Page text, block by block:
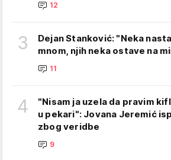
12
3
Dejan Stanković: "Neka
mnom, njih neka ostave na
11
4
"Nisam ja uzela da pravim
u pekari": Jovana Jeremić
zbog veridbe
9